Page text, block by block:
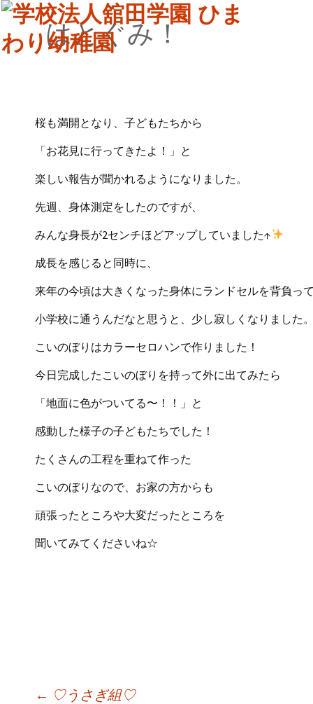
はとぐみ！
桜も満開となり、子どもたちから
「お花見に行ってきたよ！」と
楽しい報告が聞かれるようになりました。
先週、身体測定をしたのですが、
みんな身長が2センチほどアップしていました↑
成長を感じると同時に、
来年の今頃は大きくなった身体にランドセルを背負っ
小学校に通うんだなと思うと、少し寂しくなりました
こいのぼりはカラーセロハンで作りました！
今日完成したこいのぼりを持って外に出てみたら
「地面に色がついてる〜！！」と
感動した様子の子どもたちでした！
たくさんの工程を重ねて作った
こいのぼりなので、お家の方からも
頑張ったところや大変だったところを
聞いてみてくださいね☆
Post
← ♡うさぎ組♡